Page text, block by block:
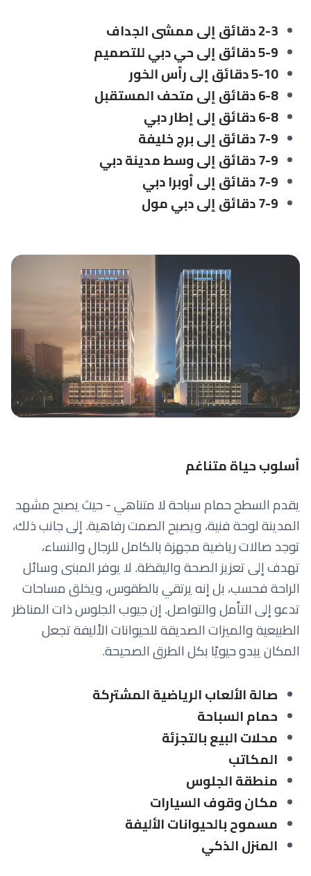
2-3 دقائق إلى ممشى الجداف
5-9 دقائق إلى حي دبي للتصميم
5-10 دقائق إلى رأس الخور
6-8 دقائق إلى متحف المستقبل
6-8 دقائق إلى إطار دبي
7-9 دقائق إلى برج خليفة
7-9 دقائق إلى وسط مدينة دبي
7-9 دقائق إلى أوبرا دبي
7-9 دقائق إلى دبي مول
أسلوب حياة متناغم
يقدم السطح حمام سباحة لا متناهي - حيث يصبح مشهد
المدينة لوحة فنية، ويصبح الصمت رفاهية. إلى جانب ذلك،
توجد صالات رياضية مجهزة بالكامل للرجال والنساء،
تهدف إلى تعزيز الصحة واليقظة. لا يوفر المبنى وسائل
الراحة فحسب، بل إنه يرتقي بالطقوس، ويخلق مساحات
تدعو إلى التأمل والتواصل. إن جيوب الجلوس ذات المناظر
الطبيعية والميزات الصديقة للحيوانات الأليفة تجعل
المكان يبدو حيويًا بكل الطرق الصحيحة.
صالة الألعاب الرياضية المشتركة
حمام السباحة
محلات البيع بالتجزئة
المكاتب
منطقة الجلوس
مكان وقوف السيارات
مسموح بالحيوانات الأليفة
المنزل الذكي